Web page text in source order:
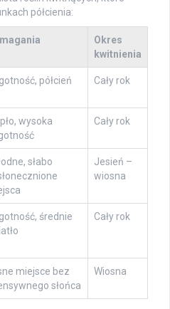
półcienia:
Okres
kwitnienia
półcień Cały rok
wysoka
Cały rok
słabo
Jesień –
wiosna
średnie
Cały rok
miejsce bez
słońca
Wiosna